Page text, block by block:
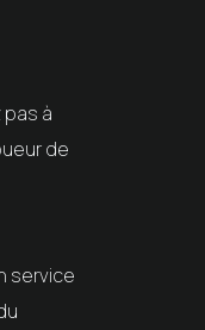
à
de
service